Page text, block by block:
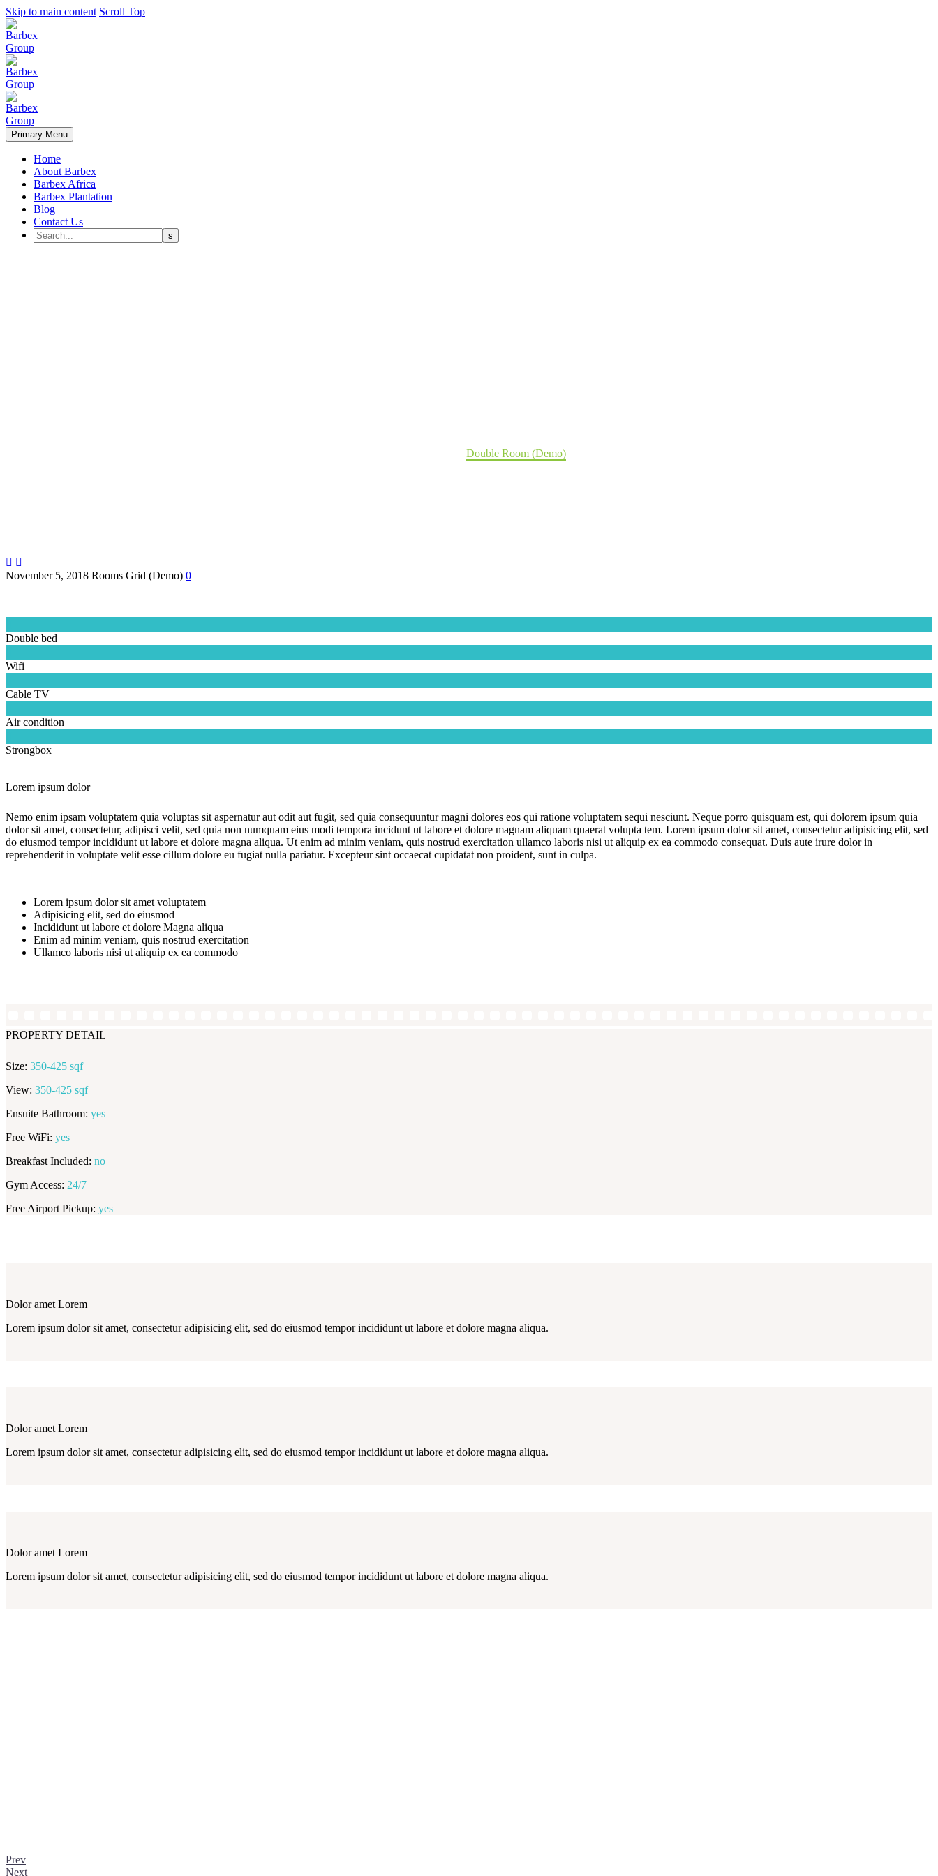
Skip to main content Scroll Top
Primary Menu
Home
About Barbex
Barbex Africa
Barbex Plantation
Blog
Contact Us
Double Room (Demo)
 
November 5, 2018 Rooms Grid (Demo) 0
Double bed
Wifi
Cable TV
Air condition
Strongbox
Lorem ipsum dolor
Nemo enim ipsam voluptatem quia voluptas sit aspernatur aut odit aut fugit, sed quia consequuntur magni dolores eos qui ratione voluptatem sequi nesciunt. Neque porro quisquam est, qui dolorem ipsum quia
dolor sit amet, consectetur, adipisci velit, sed quia non numquam eius modi tempora incidunt ut labore et dolore magnam aliquam quaerat volupta tem. Lorem ipsum dolor sit amet, consectetur adipisicing elit, sed
do eiusmod tempor incididunt ut labore et dolore magna aliqua. Ut enim ad minim veniam, quis nostrud exercitation ullamco laboris nisi ut aliquip ex ea commodo consequat. Duis aute irure dolor in
reprehenderit in voluptate velit esse cillum dolore eu fugiat nulla pariatur. Excepteur sint occaecat cupidatat non proident, sunt in culpa.
Lorem ipsum dolor sit amet voluptatem
Adipisicing elit, sed do eiusmod
Incididunt ut labore et dolore Magna aliqua
Enim ad minim veniam, quis nostrud exercitation
Ullamco laboris nisi ut aliquip ex ea commodo
PROPERTY DETAIL
Size: 350-425 sqf
View: 350-425 sqf
Ensuite Bathroom: yes
Free WiFi: yes
Breakfast Included: no
Gym Access: 24/7
Free Airport Pickup: yes
Dolor amet Lorem
Lorem ipsum dolor sit amet, consectetur adipisicing elit, sed do eiusmod tempor incididunt ut labore et dolore magna aliqua.
Dolor amet Lorem
Lorem ipsum dolor sit amet, consectetur adipisicing elit, sed do eiusmod tempor incididunt ut labore et dolore magna aliqua.
Dolor amet Lorem
Lorem ipsum dolor sit amet, consectetur adipisicing elit, sed do eiusmod tempor incididunt ut labore et dolore magna aliqua.
Prev
Next